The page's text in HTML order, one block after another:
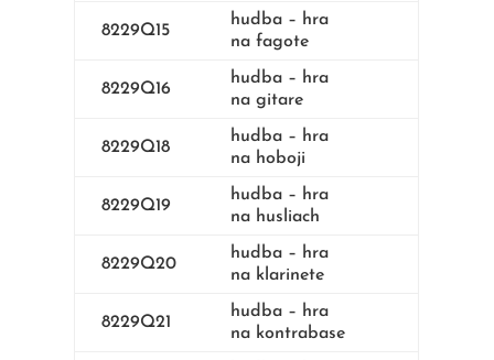
8229Q15
hudba – hra
na fagote
8229Q16
hudba – hra
na gitare
8229Q18
hudba – hra
na hoboji
8229Q19
hudba – hra
na husliach
8229Q20
hudba – hra
na klarinete
8229Q21
hudba – hra
na kontrabase